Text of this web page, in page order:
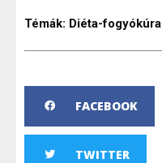
Témák: Diéta-fogyókúra
FACEBOOK
TWITTER